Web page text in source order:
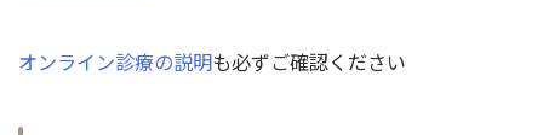
オンライン診療の説明も必ずご確認ください